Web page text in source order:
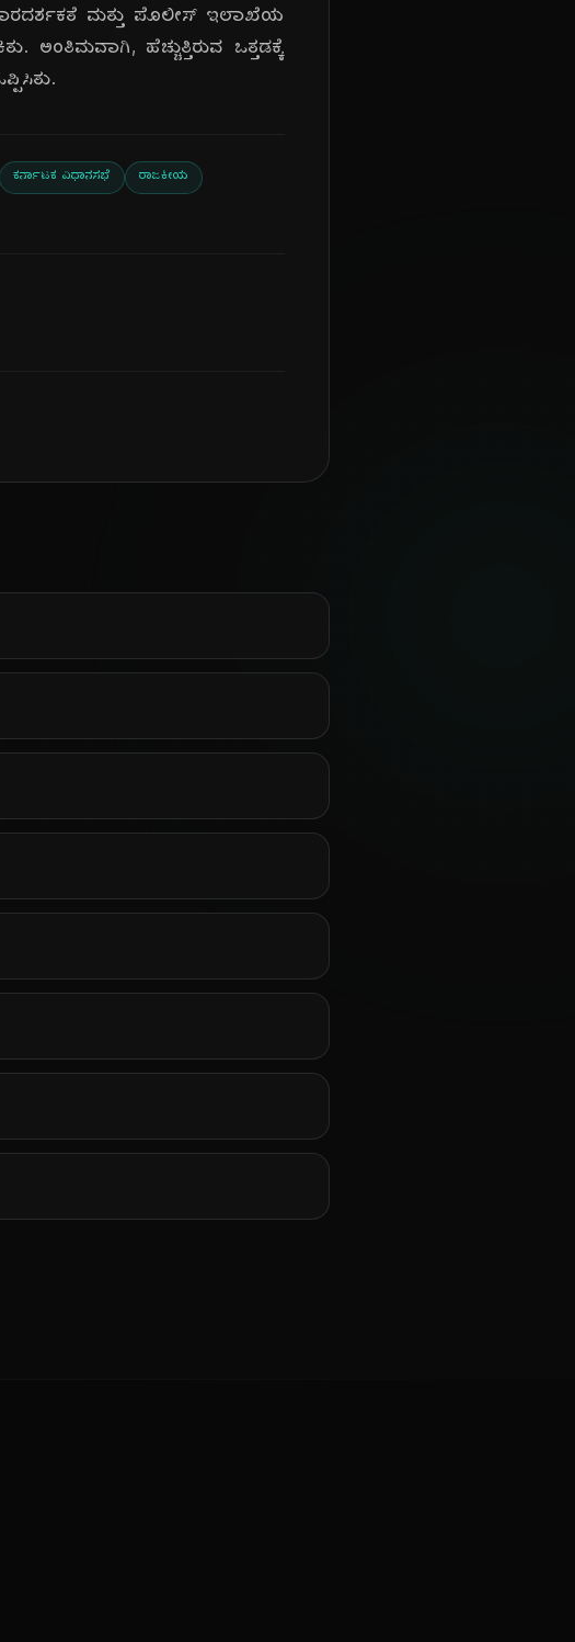
ಮತ್ತು ಪೊಲೀಸ್ ಇಲಾಖೆಯ
ಅಂತಿಮವಾಗಿ, ಹೆಚ್ಚುತ್ತಿರುವ ಒತ್ತಡಕ್ಕೆ
ಕರ್ನಾಟಕ ವಿಧಾನಸಭೆ ರಾಜಕೀಯ